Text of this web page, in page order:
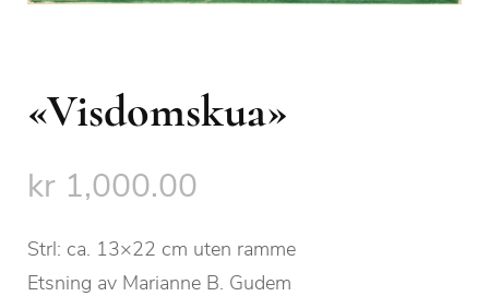
«Visdomskua»
kr 1,000.00
Strl: ca. 13×22 cm uten ramme
Etsning av Marianne B. Gudem